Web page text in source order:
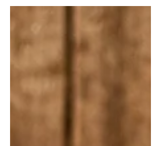
kommt ohne Mehl aus und enthält
Joghurt wird er wunderbar saftig,
sättigend und eignet sich perfekt für
Meal-Prep, Frühstück oder einen
gesunden Snack zwischendurch.